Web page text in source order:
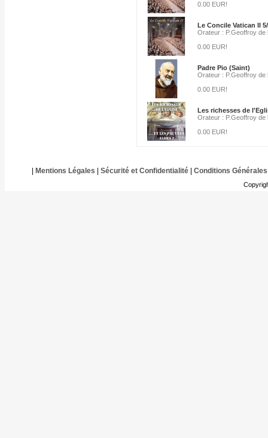
0.00 EUR!
Le Concile Vatican II
Orateur : P.Geoffroy de
0.00 EUR!
Padre Pio (Saint)
Orateur : P.Geoffroy de
0.00 EUR!
Les richesses de
Orateur : P.Geoffroy de
0.00 EUR!
Mentions Légales Sécurité et Confidentialité| Conditions Générales